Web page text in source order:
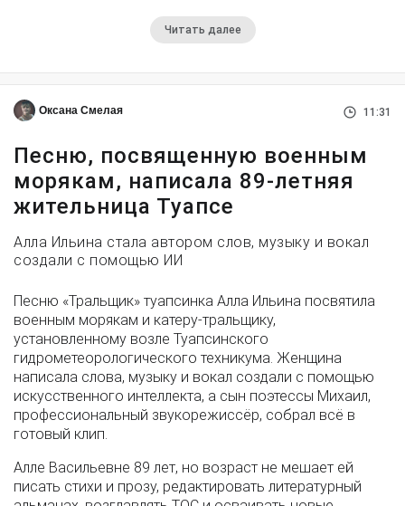
Читать далее
Оксана Смелая 11:31
Песню, посвященную военным
морякам, написала 89-летняя
жительница Туапсе
Алла Ильина стала автором слов, музыку и вокал
создали с помощью ИИ
Песню «Тральщик» туапсинка Алла Ильина посвятила
военным морякам и катеру-тральщику,
установленному возле Туапсинского
гидрометеорологического техникума. Женщина
написала слова, музыку и вокал создали с помощью
искусственного интеллекта, а сын поэтессы Михаил,
профессиональный звукорежиссёр, собрал всё в
готовый клип.
Алле Васильевне 89 лет, но возраст не мешает ей
писать стихи и прозу, редактировать литературный